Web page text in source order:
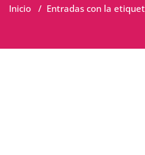
Inicio / Entradas con la